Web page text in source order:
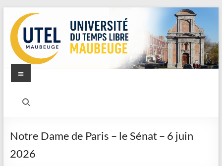
Notre Dame de Paris – le Sénat – 6 juin
2026